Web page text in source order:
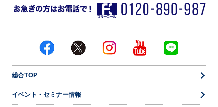
総合TOP
イベント・セミナー情報